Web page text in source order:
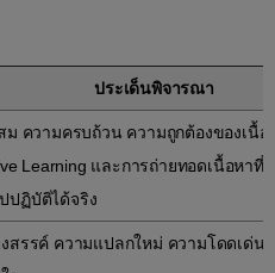
ประเด็นพิจารณา
ม ความครบถ้วน ความถูกต้องของเนื้อ
Learning และการถ่ายทอดเนื้อหาที่
ปฏิบัติได้จริง
สรรค์ ความแปลกใหม่ ความโดดเด่น